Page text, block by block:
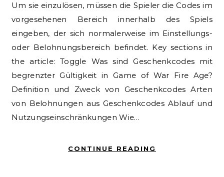
Um sie einzulösen, müssen die Spieler die Codes im
vorgesehenen Bereich innerhalb des Spiels
eingeben, der sich normalerweise im Einstellungs-
oder Belohnungsbereich befindet. Key sections in
the article: Toggle Was sind Geschenkcodes mit
begrenzter Gültigkeit in Game of War Fire Age?
Definition und Zweck von Geschenkcodes Arten
von Belohnungen aus Geschenkcodes Ablauf und
Nutzungseinschränkungen Wie…
CONTINUE READING